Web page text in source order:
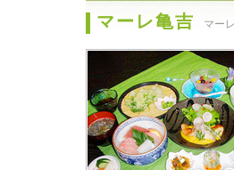
マーレ亀吉 マー